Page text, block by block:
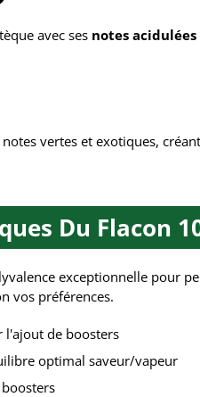
avec ses notes acidulées
vertes et exotiques,
Du Flacon
exceptionnelle pour
vos préférences.
l'ajout de boosters
optimal saveur/vapeur